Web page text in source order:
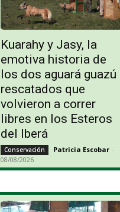
Kuarahy y Jasy, la
emotiva historia de
los dos aguará guazú
rescatados que
volvieron a correr
libres en los Esteros
del Iberá
Conservación Patricia Escobar -
08/08/2026